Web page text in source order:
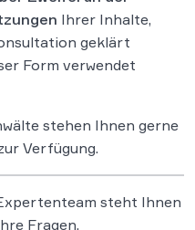
Ihrer Inhalte,
geklärt
Form verwendet
stehen Ihnen gerne
Verfügung.
steht Ihnen
Fragen.